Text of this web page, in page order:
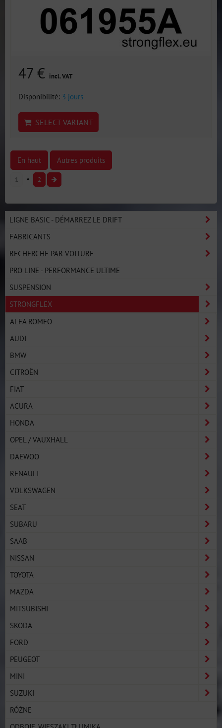
47 € incl. VAT
Disponibilité: 3 jours
SELECT VARIANT
En haut Autres produits
1 2
LIGNE BASIC - DÉMARREZ LE DRIFT
FABRICANTS
RECHERCHE PAR VOITURE
PRO LINE - PERFORMANCE ULTIME
SUSPENSION
STRONGFLEX
ALFA ROMEO
AUDI
BMW
CITROËN
FIAT
ACURA
HONDA
OPEL / VAUXHALL
DAEWOO
RENAULT
VOLKSWAGEN
SEAT
SUBARU
SAAB
NISSAN
TOYOTA
MAZDA
MITSUBISHI
SKODA
FORD
PEUGEOT
MINI
SUZUKI
RÓŻNE